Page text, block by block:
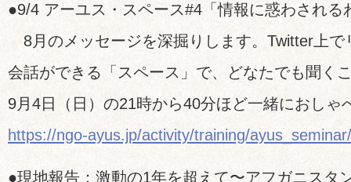
●9/4 アーユス・スペース#4「情報に惑わされる
8月のメッセージを深掘りします。Twitter上で
会話ができる「スペース」で、どなたでも聞く
9月4日（日）の21時から40分ほど一緒におしゃ
https://ngo-ayus.jp/activity/training/
●現地報告：激動の1年を超えて〜アフガニスタ